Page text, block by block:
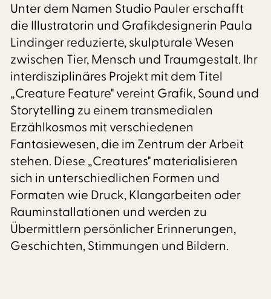
Unter dem Namen Studio Pauler erschafft
die Illustratorin und Grafikdesignerin Paula
Lindinger reduzierte, skulpturale Wesen
zwischen Tier, Mensch und Traumgestalt. Ihr
interdisziplinäres Projekt mit dem Titel
„Creature Feature" vereint Grafik, Sound und
Storytelling zu einem transmedialen
Erzählkosmos mit verschiedenen
Fantasiewesen, die im Zentrum der Arbeit
stehen. Diese „Creatures" materialisieren
sich in unterschiedlichen Formen und
Formaten wie Druck, Klangarbeiten oder
Rauminstallationen und werden zu
Übermittlern persönlicher Erinnerungen,
Geschichten, Stimmungen und Bildern.